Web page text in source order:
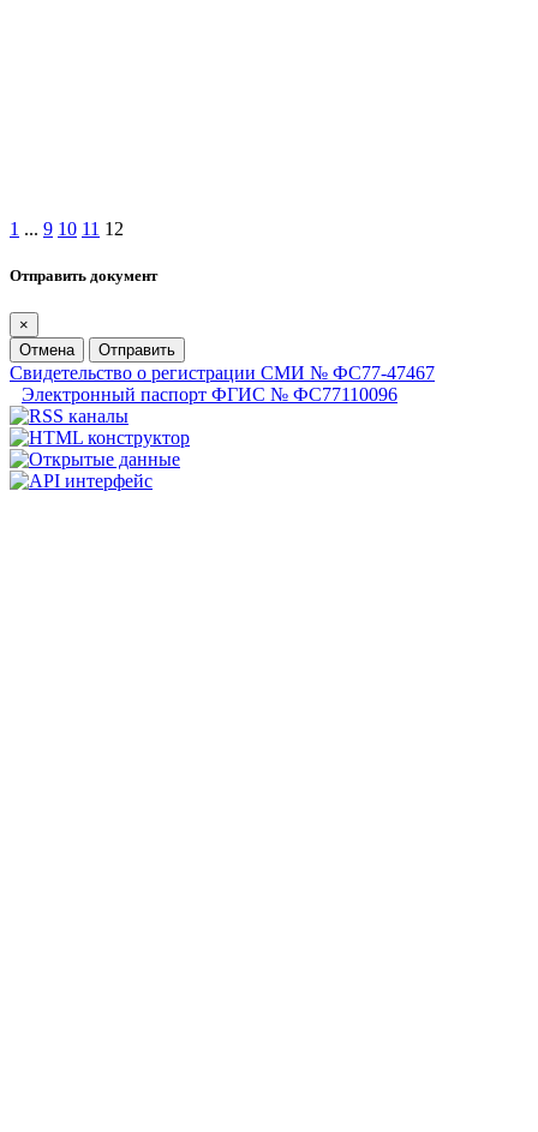
1 ... 9 10 11 12
Отправить документ
×
Отмена
Отправить
Свидетельство о регистрации СМИ № ФС77-47467
Электронный паспорт ФГИС № ФС77110096